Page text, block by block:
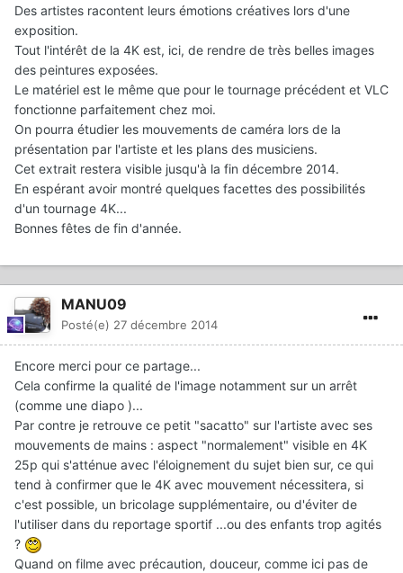
Des artistes racontent leurs émotions créatives lors d'une
exposition.
Tout l'intérêt de la 4K est, ici, de rendre de très belles images
des peintures exposées.
Le matériel est le même que pour le tournage précédent et VLC
fonctionne parfaitement chez moi.
On pourra étudier les mouvements de caméra lors de la
présentation par l'artiste et les plans des musiciens.
Cet extrait restera visible jusqu'à la fin décembre 2014.
En espérant avoir montré quelques facettes des possibilités
d'un tournage 4K...
Bonnes fêtes de fin d'année.
MANU09
Posté(e) 27 décembre 2014
Encore merci pour ce partage...
Cela confirme la qualité de l'image notamment sur un arrêt
(comme une diapo )...
Par contre je retrouve ce petit "sacatto" sur l'artiste avec ses
mouvements de mains : aspect "normalement" visible en 4K
25p qui s'atténue avec l'éloignement du sujet bien sur, ce qui
tend à confirmer que le 4K avec mouvement nécessitera, si
c'est possible, un bricolage supplémentaire, ou d'éviter de
l'utiliser dans du reportage sportif ...ou des enfants trop agités
?
Quand on filme avec précaution, douceur, comme ici pas de